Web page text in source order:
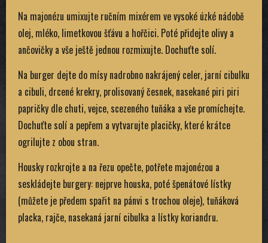
Na majonézu umixujte ručním mixérem ve vysoké úzké nádobě
olej, mléko, limetkovou šťávu a hořčici. Poté přidejte olivy a
ančovičky a vše ještě jednou rozmixujte. Dochuťte solí.
Na burger dejte do mísy nadrobno nakrájený celer, jarní cibulku
a cibuli, drcené krekry, prolisovaný česnek, nasekané piri piri
papričky dle chuti, vejce, scezeného tuňáka a vše promíchejte.
Dochuťte solí a pepřem a vytvarujte placičky, které krátce
ogrilujte z obou stran.
Housky rozkrojte a na řezu opečte, potřete majonézou a
seskládejte burgery: nejprve houska, poté špenátové lístky
(můžete je předem spařit na pánvi s trochou oleje), tuňáková
placka, rajče, nasekaná jarní cibulka a lístky koriandru.